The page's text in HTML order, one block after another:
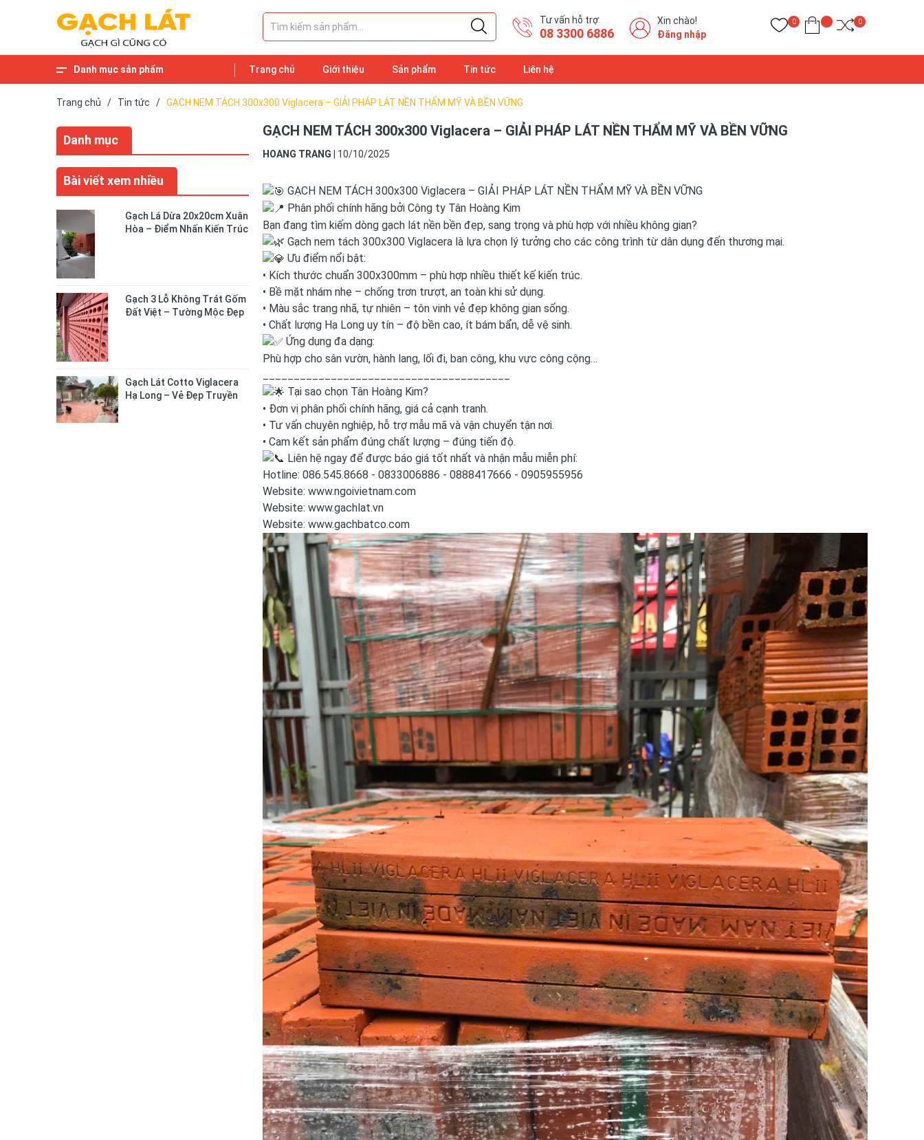
Tư vấn hỗ trợ
08 3300 6886
Xin chào!
Đăng nhập
0 0
Danh mục sản phẩm Trang chủ Giới thiệu Sản phẩm Tin tức Liên hệ
Trang chủ / Tin tức / GẠCH NEM TÁCH 300x300 Viglacera – GIẢI PHÁP LÁT NỀN THẨM MỸ VÀ BỀN VỮNG
Danh mục
Bài viết xem nhiều
Gạch Lá Dừa 20x20cm Xuân
Hòa – Điểm Nhấn Kiến Trúc
Gạch 3 Lỗ Không Trát Gốm
Đất Việt – Tường Mộc Đẹp
Gạch Lát Cotto Viglacera
Hạ Long – Vẻ Đẹp Truyền
GẠCH NEM TÁCH 300x300 Viglacera – GIẢI PHÁP LÁT NỀN THẨM MỸ VÀ BỀN VỮNG
HOANG TRANG 10/10/2025
GẠCH NEM TÁCH 300x300 Viglacera – GIẢI PHÁP LÁT NỀN THẨM MỸ VÀ BỀN VỮNG
Phân phối chính hãng bởi Công ty Tân Hoàng Kim
Bạn đang tìm kiếm dòng gạch lát nền bền đẹp, sang trọng và phù hợp với nhiều không gian?
Gạch nem tách 300x300 Viglacera là lựa chọn lý tưởng cho các công trình từ dân dụng đến thương mại.
Ưu điểm nổi bật:
• Kích thước chuẩn 300x300mm – phù hợp nhiều thiết kế kiến trúc.
• Bề mặt nhám nhẹ – chống trơn trượt, an toàn khi sử dụng.
• Màu sắc trang nhã, tự nhiên – tôn vinh vẻ đẹp không gian sống.
• Chất lượng Hạ Long uy tín – độ bền cao, ít bám bẩn, dễ vệ sinh.
Ứng dụng đa dạng:
Phù hợp cho sân vườn, hành lang, lối đi, ban công, khu vực công cộng…
Tại sao chọn Tân Hoàng Kim?
• Đơn vị phân phối chính hãng, giá cả cạnh tranh.
• Tư vấn chuyên nghiệp, hỗ trợ mẫu mã và vận chuyển tận nơi.
• Cam kết sản phẩm đúng chất lượng – đúng tiến độ.
Liên hệ ngay để được báo giá tốt nhất và nhận mẫu miễn phí:
Hotline: 086.545.8668 - 0833006886 - 0888417666 - 0905955956
Website: www.ngoivietnam.com
Website: www.gachlat.vn
Website: www.gachbatco.com